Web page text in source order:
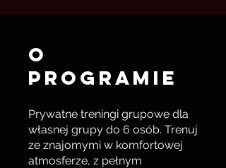
O
programie
Prywatne treningi grupowe dla
własnej grupy do 6 osób. Trenuj
ze znajomymi w komfortowej
atmosferze, z pełnym